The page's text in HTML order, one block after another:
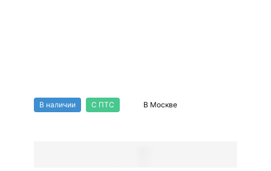
В наличии С ПТС В Москве